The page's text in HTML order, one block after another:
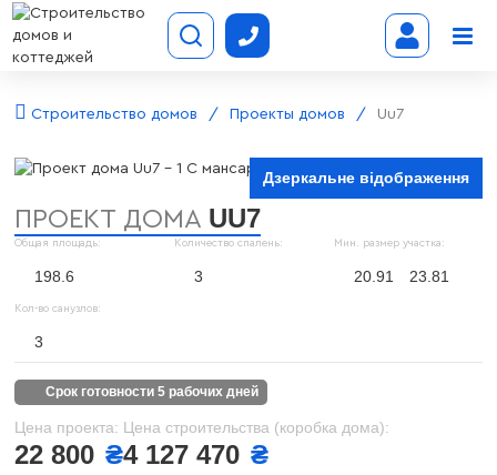
Строительство домов Проекты домов Uu7
Дзеркальне відображення
ПРОЕКТ ДОМА UU7
Общая площадь:
198.6
Количество спалень:
3
Мин. размер участка:
20.91 23.81
Кол-во санузлов:
3
срок готовности 5 рабочих дней
Цена проекта:
22 800 ₴
Цена строительства (коробка дома):
4 127 470 ₴